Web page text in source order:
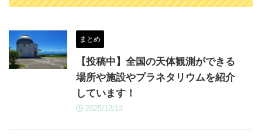
まとめ
【投稿中】全国の天体観測ができる
場所や施設やプラネタリウムを紹介
しています！
2025/12/13